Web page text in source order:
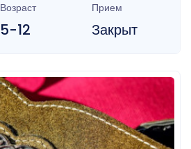
Возраст
5-12
Прием
Закрыт